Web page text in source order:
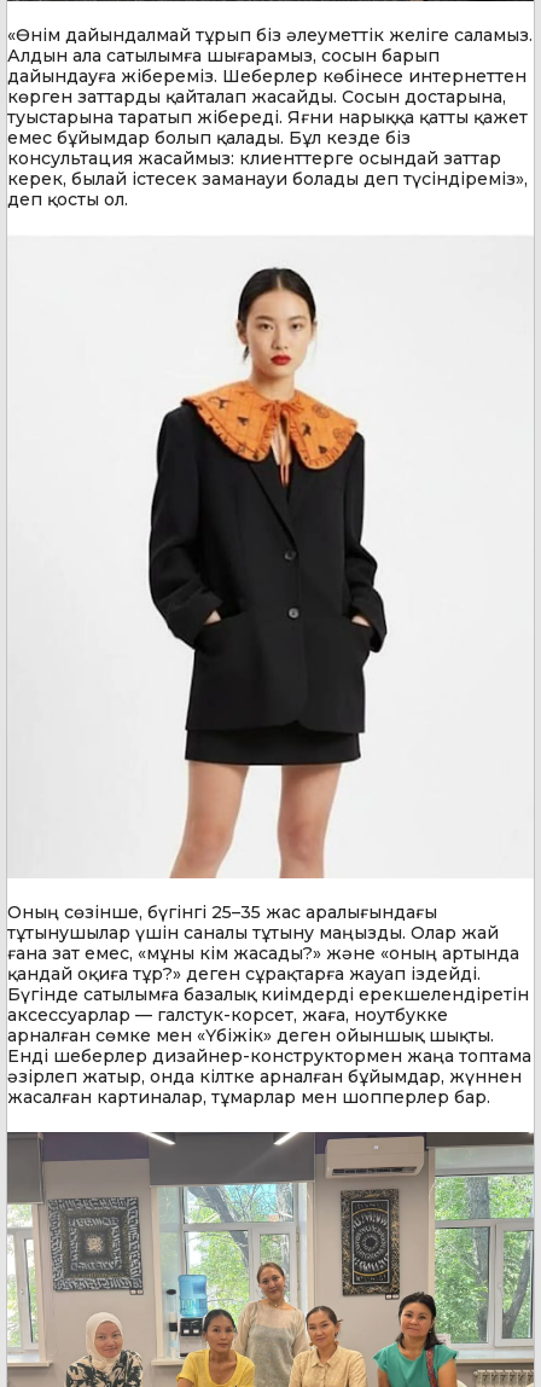
«Өнім дайындалмай тұрып біз әлеуметтік желіге саламыз.
Алдын ала сатылымға шығарамыз, сосын барып
дайындауға жібереміз. Шеберлер көбінесе интернеттен
көрген заттарды қайталап жасайды. Сосын достарына,
туыстарына таратып жібереді. Яғни нарыққа қатты қажет
емес бұйымдар болып қалады. Бұл кезде біз
консультация жасаймыз: клиенттерге осындай заттар
керек, былай істесек заманауи болады деп түсіндіреміз»,
деп қосты ол.
Оның сөзінше, бүгінгі 25–35 жас аралығындағы
тұтынушылар үшін саналы тұтыну маңызды. Олар жай
ғана зат емес, «мұны кім жасады?» және «оның артында
қандай оқиға тұр?» деген сұрақтарға жауап іздейді.
Бүгінде сатылымға базалық киімдерді ерекшелендіретін
аксессуарлар — галстук-корсет, жаға, ноутбукке
арналған сөмке мен «Үбіжік» деген ойыншық шықты.
Енді шеберлер дизайнер-конструктормен жаңа топтама
әзірлеп жатыр, онда кілтке арналған бұйымдар, жүннен
жасалған картиналар, тұмарлар мен шопперлер бар.